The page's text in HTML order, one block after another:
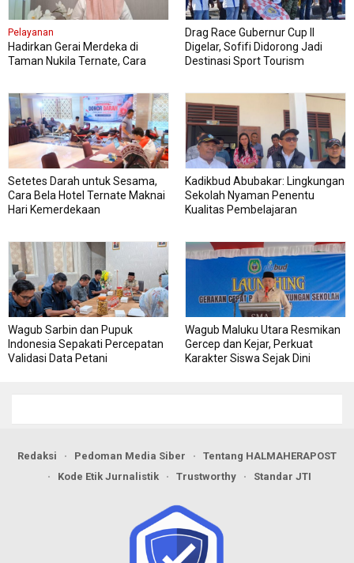
Pelayanan
Hadirkan Gerai Merdeka di
Taman Nukila Ternate, Cara
Drag Race Gubernur Cup II
Digelar, Sofifi Didorong Jadi
Destinasi Sport Tourism
Setetes Darah untuk Sesama,
Cara Bela Hotel Ternate Maknai
Hari Kemerdekaan
Kadikbud Abubakar: Lingkungan
Sekolah Nyaman Penentu
Kualitas Pembelajaran
Wagub Sarbin dan Pupuk
Indonesia Sepakati Percepatan
Validasi Data Petani
Wagub Maluku Utara Resmikan
Gercep dan Kejar, Perkuat
Karakter Siswa Sejak Dini
Redaksi Pedoman Media Siber
Tentang HALMAHERAPOST
Kode Etik Jurnalistik
Trustworthy Standar JTI